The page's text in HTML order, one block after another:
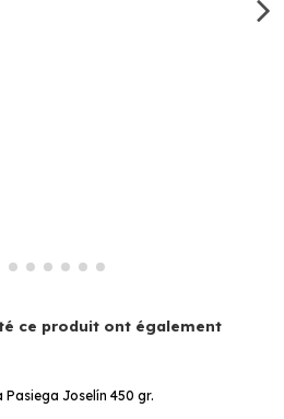
ce produit ont également